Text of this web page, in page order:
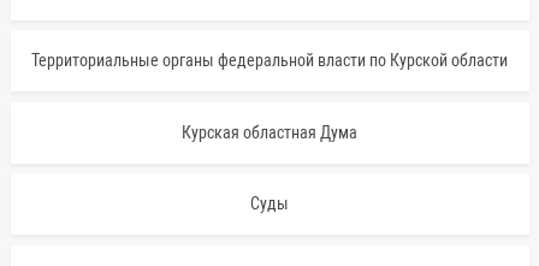
Территориальные органы федеральной власти по Курской области
Курская областная Дума
Суды